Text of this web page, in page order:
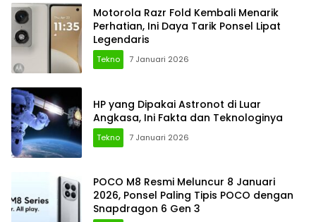
Motorola Razr Fold Kembali Menarik
Perhatian, Ini Daya Tarik Ponsel Lipat
Legendaris
Tekno 7 Januari 2026
HP yang Dipakai Astronot di Luar
Angkasa, Ini Fakta dan Teknologinya
Tekno 7 Januari 2026
POCO M8 Resmi Meluncur 8 Januari
2026, Ponsel Paling Tipis POCO dengan
Snapdragon 6 Gen 3